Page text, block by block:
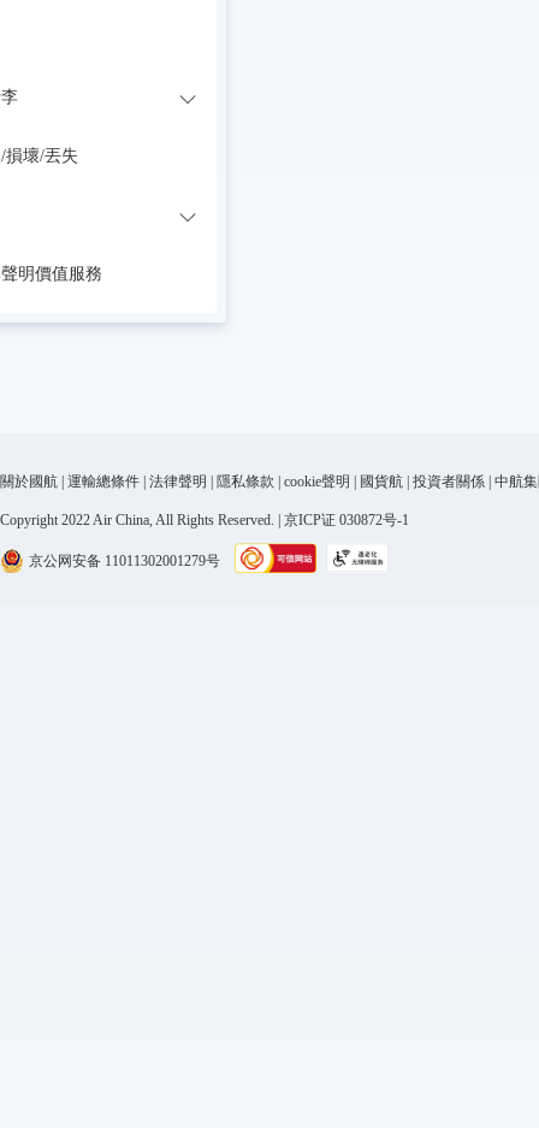
損壞/丟失
明價值服務
關於國航 運輸總條件 法律聲明 隱私條款 cookie聲明 國貨航 投資者關係 中航
Copyright 2022 Air China, All Rights Reserved. | 京ICP证 030872号-1
京公网安备 11011302001279号